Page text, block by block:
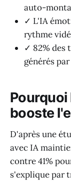
auto-
✓ L'IA
rythme
✓ 82% des
générés
booste
D'après une
avec IA
contre 41%
s'explique par